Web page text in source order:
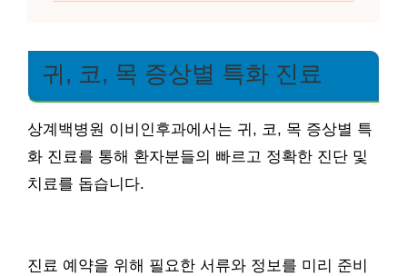
귀, 코, 목 증상별 특화 진료
상계백병원 이비인후과에서는 귀, 코, 목 증상별 특
화 진료를 통해 환자분들의 빠르고 정확한 진단 및
치료를 돕습니다.
진료 예약을 위해 필요한 서류와 정보를 미리 준비